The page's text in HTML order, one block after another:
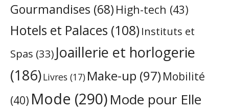
Gourmandises (68) High-tech (43)
Hotels et Palaces (108) Instituts et
Spas (33) Joaillerie et horlogerie
(186)Livres (17) Make-up (97) Mobilité
(40) Mode (290)Mode pour Elle